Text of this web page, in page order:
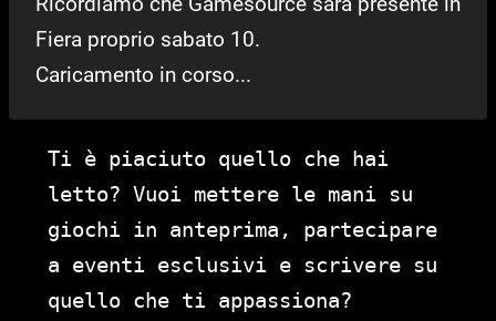
Fiera proprio sabato 10.
Caricamento in corso...
Ti è piaciuto quello che hai
letto? Vuoi mettere le mani su
giochi in anteprima, partecipare
a eventi esclusivi e scrivere su
quello che ti appassiona?